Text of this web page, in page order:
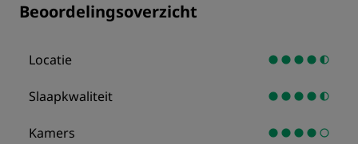
Beoordelingsoverzicht
Locatie
Slaapkwaliteit
Kamers